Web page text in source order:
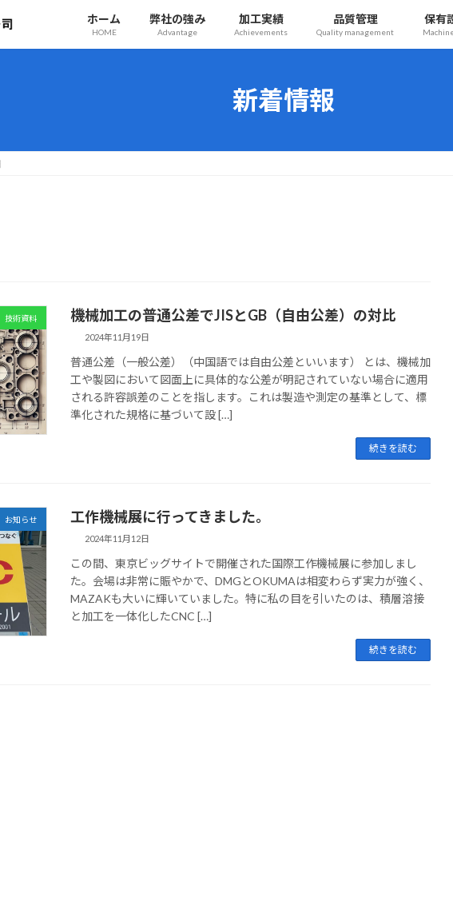
ホーム
HOME
弊社の強み
Advantage
加工実績
Achievements
品質管理
Quality management
保有
新着情報
技術資料 機械加工の普通公差でJISとGB（自由公差）の対比
2024年11月19日
普通公差（一般公差）（中国語では自由公差といいます） とは、機械加
工や製図において図面上に具体的な公差が明記されていない場合に適用
される許容誤差のことを指します。これは製造や測定の基準として、標
準化された規格に基づいて設 […]
続きを読む
お知らせ 工作機械展に行ってきました。
2024年11月12日
この間、東京ビッグサイトで開催された国際工作機械展に参加しまし
た。会場は非常に賑やかで、DMGとOKUMAは相変わらず実力が強く、
MAZAKも大いに輝いていました。特に私の目を引いたのは、積層溶接
と加工を一体化したCNC […]
続きを読む